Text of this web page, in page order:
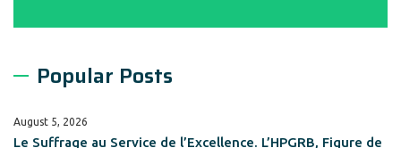
Popular Posts
August 5, 2026
Le Suffrage au Service de l’Excellence. L’HPGRB, Figure de